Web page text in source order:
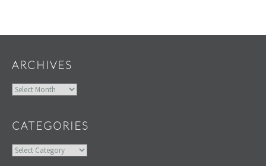
ARCHIVES
Archives
CATEGORIES
Categories